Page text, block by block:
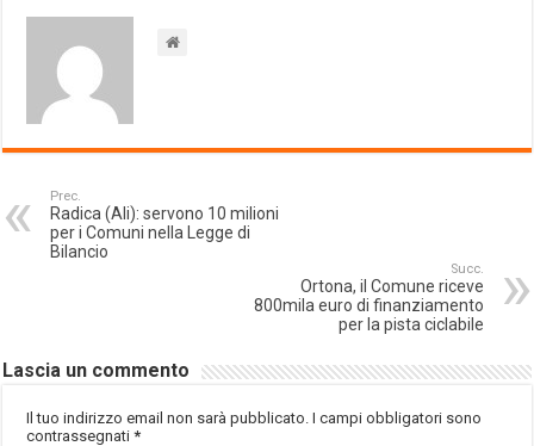
Prec.
Radica (Ali): servono 10 milioni
per i Comuni nella Legge di
Bilancio
Succ.
Ortona, il Comune riceve
800mila euro di finanziamento
per la pista ciclabile
Lascia un commento
Il tuo indirizzo email non sarà pubblicato. I campi obbligatori sono
contrassegnati*